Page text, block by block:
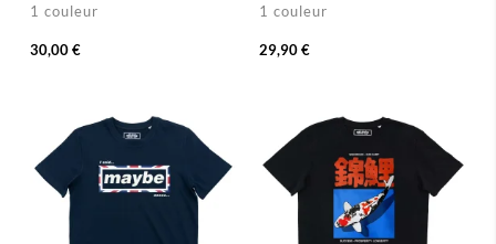
1 couleur
30,00 €
1 couleur
29,90 €